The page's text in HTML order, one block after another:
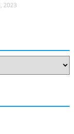
2023